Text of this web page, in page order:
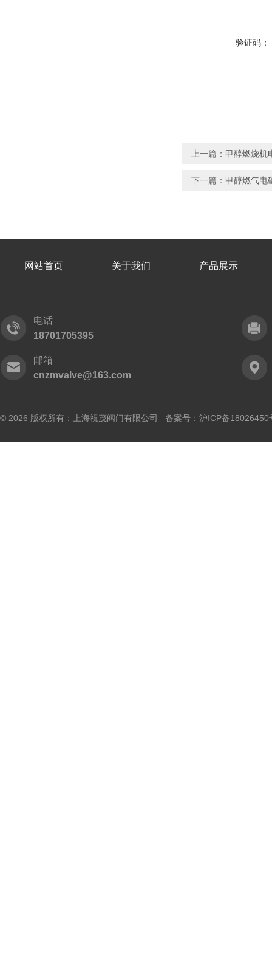
验证码：
上一篇： 甲醇燃烧机
下一篇： 甲醇燃气电
网站首页 关于我们 产品展示
电话
18701705395
邮箱
cnzmvalve@163.com
© 2026 版权所有：上海祝茂阀门有限公司 备案号： 沪ICP备18026450